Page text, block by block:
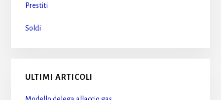
Prestiti
Soldi
ULTIMI ARTICOLI